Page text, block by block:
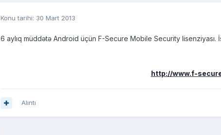
Konu tarihi: 30 Mart 2013
6 aylıq müddətə Android üçün F-Secure Mobile Security lisenziyası.
http://www.f-
Alıntı